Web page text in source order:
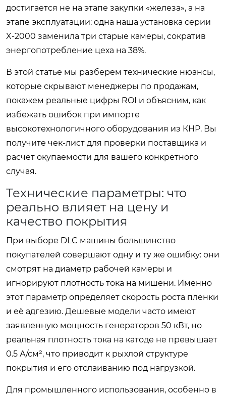
достигается не на этапе закупки «железа», а на
этапе эксплуатации: одна наша установка серии
X-2000 заменила три старые камеры, сократив
энергопотребление цеха на 38%.
В этой статье мы разберем технические нюансы,
которые скрывают менеджеры по продажам,
покажем реальные цифры ROI и объясним, как
избежать ошибок при импорте
высокотехнологичного оборудования из КНР. Вы
получите чек-лист для проверки поставщика и
расчет окупаемости для вашего конкретного
случая.
Технические параметры: что
реально влияет на цену и
качество покрытия
При выборе DLC машины большинство
покупателей совершают одну и ту же ошибку: они
смотрят на диаметр рабочей камеры и
игнорируют плотность тока на мишени. Именно
этот параметр определяет скорость роста пленки
и её адгезию. Дешевые модели часто имеют
заявленную мощность генераторов 50 кВт, но
реальная плотность тока на катоде не превышает
0.5 А/см², что приводит к рыхлой структуре
покрытия и его отслаиванию под нагрузкой.
Для промышленного использования, особенно в